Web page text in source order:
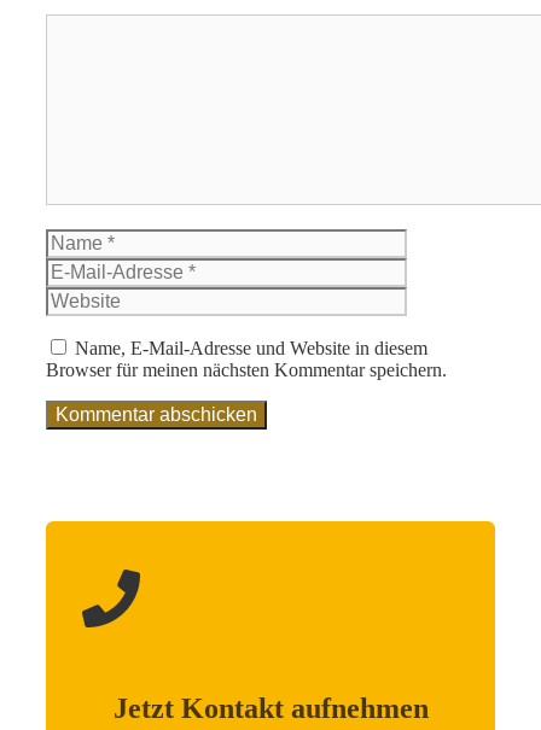
Name
Mail-
Name, E-Mail-Adresse und Website in diesem
Browser für meinen nächsten Kommentar speichern.
Jetzt Kontakt aufnehmen